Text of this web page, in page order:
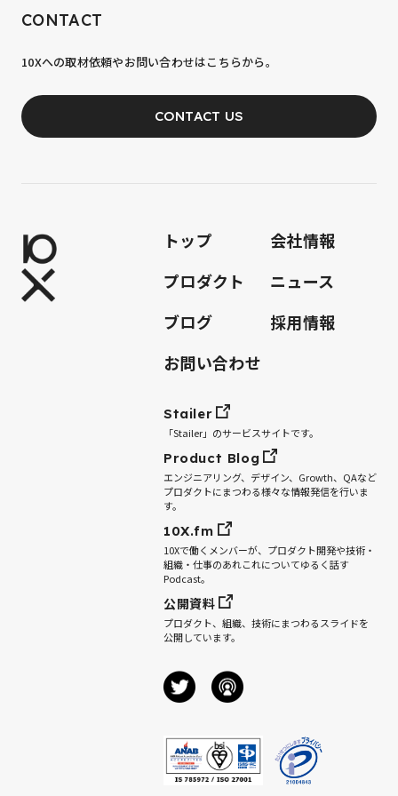
あなたの力が、必要です。
JOIN OUR TEAM
CONTACT
10Xへの取材依頼やお問い合わせはこちらから。
CONTACT US
トップ
会社情報
プロダクト
ニュース
ブログ
採用情報
お問い合わせ
Stailer
「Stailer」のサービスサイトです。
Product Blog
エンジニアリング、デザイン、Growth、QAなど
プロダクトにまつわる様々な情報発信を行いま
す。
10X.fm
10Xで働くメンバーが、プロダクト開発や技術・
組織・仕事のあれこれについてゆるく話す
Podcast。
公開資料
プロダクト、組織、技術にまつわるスライドを
公開しています。